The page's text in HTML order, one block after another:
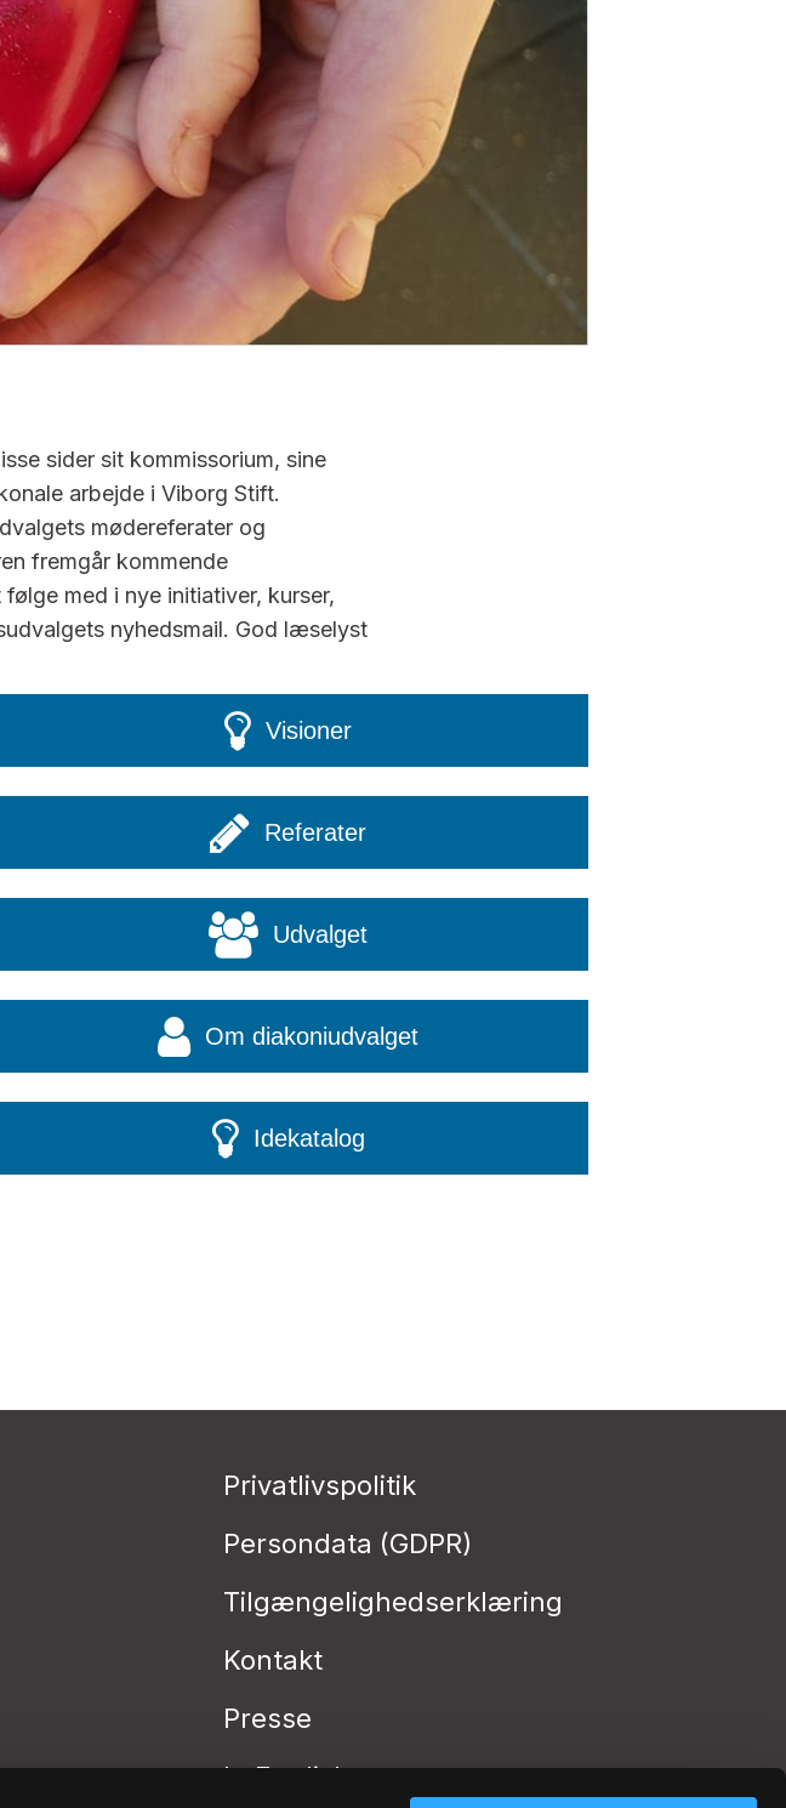
sider sit kommissorium, sine
arbejde i Viborg Stift.
mødereferater og
fremgår kommende
med i nye initiativer, kurser,
nyhedsmail. God læselyst
Visioner
Referater
Udvalget
Om diakoniudvalget
Idekatalog
Privatlivspolitik
Persondata (GDPR)
Tilgængelighedserklæring
Kontakt
Presse
In English